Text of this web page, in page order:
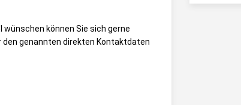
wünschen können Sie sich gerne
den genannten direkten Kontaktdaten